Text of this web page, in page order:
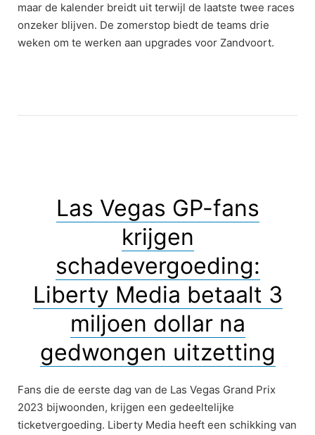
maar de kalender breidt uit terwijl de laatste twee races
onzeker blijven. De zomerstop biedt de teams drie
weken om te werken aan upgrades voor Zandvoort.
Las Vegas GP-fans
krijgen
schadevergoeding:
Liberty Media betaalt 3
miljoen dollar na
gedwongen uitzetting
Fans die de eerste dag van de Las Vegas Grand Prix
2023 bijwoonden, krijgen een gedeeltelijke
ticketvergoeding. Liberty Media heeft een schikking van